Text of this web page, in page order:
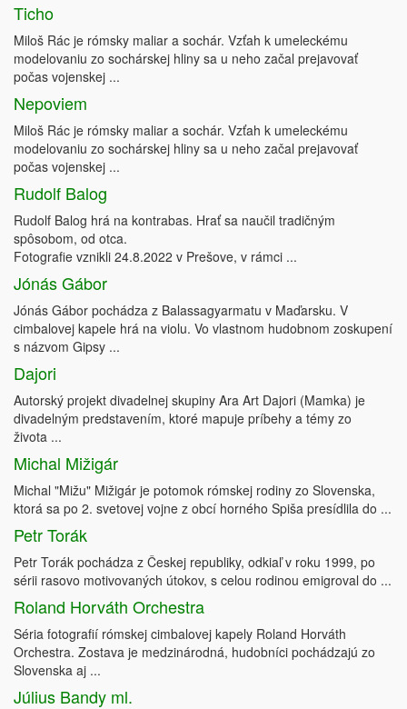
Ticho
Miloš Rác je rómsky maliar a sochár. Vzťah k umeleckému
modelovaniu zo sochárskej hliny sa u neho začal prejavovať
počas vojenskej ...
Nepoviem
Miloš Rác je rómsky maliar a sochár. Vzťah k umeleckému
modelovaniu zo sochárskej hliny sa u neho začal prejavovať
počas vojenskej ...
Rudolf Balog
Rudolf Balog hrá na kontrabas. Hrať sa naučil tradičným
spôsobom, od otca.
Fotografie vznikli 24.8.2022 v Prešove, v rámci ...
Jónás Gábor
Jónás Gábor pochádza z Balassagyarmatu v Maďarsku. V
cimbalovej kapele hrá na violu. Vo vlastnom hudobnom zoskupení
s názvom Gipsy ...
Dajori
Autorský projekt divadelnej skupiny Ara Art Dajori (Mamka) je
divadelným predstavením, ktoré mapuje príbehy a témy zo
života ...
Michal Mižigár
Michal "Mižu" Mižigár je potomok rómskej rodiny zo Slovenska,
ktorá sa po 2. svetovej vojne z obcí horného Spiša presídlila do ...
Petr Torák
Petr Torák pochádza z Českej republiky, odkiaľ v roku 1999, po
sérii rasovo motivovaných útokov, s celou rodinou emigroval do ...
Roland Horváth Orchestra
Séria fotografií rómskej cimbalovej kapely Roland Horváth
Orchestra. Zostava je medzinárodná, hudobníci pochádzajú zo
Slovenska aj ...
Július Bandy ml.